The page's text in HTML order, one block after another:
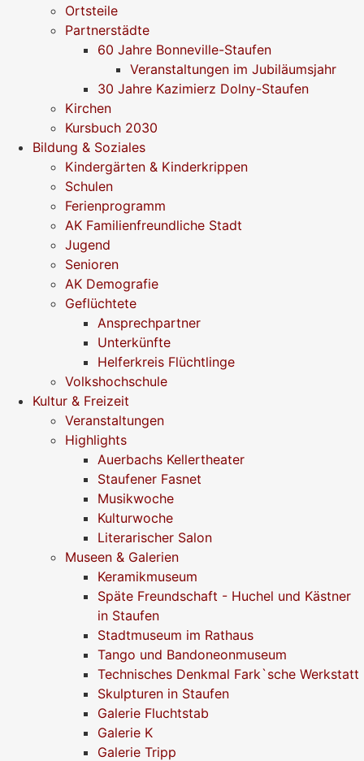
Ortsteile
Partnerstädte
60 Jahre Bonneville-Staufen
Veranstaltungen im Jubiläumsjahr
30 Jahre Kazimierz Dolny-Staufen
Kirchen
Kursbuch 2030
Bildung & Soziales
Kindergärten & Kinderkrippen
Schulen
Ferienprogramm
AK Familienfreundliche Stadt
Jugend
Senioren
AK Demografie
Geflüchtete
Ansprechpartner
Unterkünfte
Helferkreis Flüchtlinge
Volkshochschule
Kultur & Freizeit
Veranstaltungen
Highlights
Auerbachs Kellertheater
Staufener Fasnet
Musikwoche
Kulturwoche
Literarischer Salon
Museen & Galerien
Keramikmuseum
Späte Freundschaft - Huchel und Kästner
in Staufen
Stadtmuseum im Rathaus
Tango und Bandoneonmuseum
Technisches Denkmal Fark`sche Werkstatt
Skulpturen in Staufen
Galerie Fluchtstab
Galerie K
Galerie Tripp